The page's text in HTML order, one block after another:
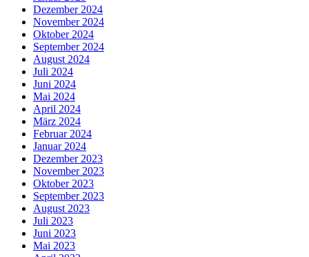
Dezember 2024
November 2024
Oktober 2024
September 2024
August 2024
Juli 2024
Juni 2024
Mai 2024
April 2024
März 2024
Februar 2024
Januar 2024
Dezember 2023
November 2023
Oktober 2023
September 2023
August 2023
Juli 2023
Juni 2023
Mai 2023